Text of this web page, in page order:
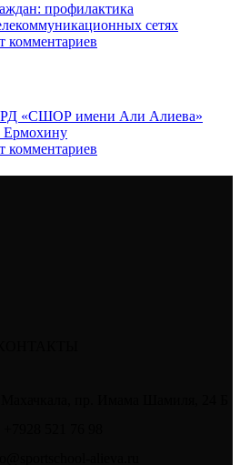
профилактика
сетях
комментариев
«СШОР имени Али Алиева»
Ермохину
комментариев